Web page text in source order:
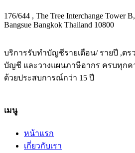
176/644 , The Tree Interchange Tower
Bangsue Bangkok Thailand 10800
บริการรับทำบัญชีรายเดือน/ รายปี ,ต
บัญชี และวางแผนภาษีอากร ครบทุกค
ด้วยประสบการณ์กว่า 15 ปี
เมนู
หน้าแรก
เกี่ยวกับเรา